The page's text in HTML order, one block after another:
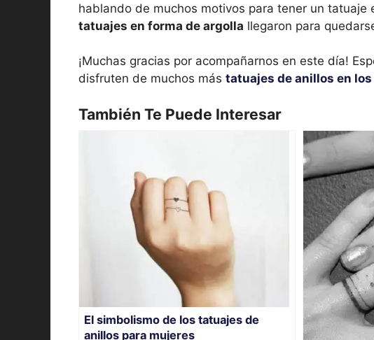
hablando de muchos motivos para tener un tatuaje
tatuajes en forma de argolla llegaron para
¡Muchas gracias por acompañarnos en este día!
disfruten de muchos más tatuajes de anillos en los
También Te Puede Interesar
El simbolismo de los tatuajes de
anillos para mujeres